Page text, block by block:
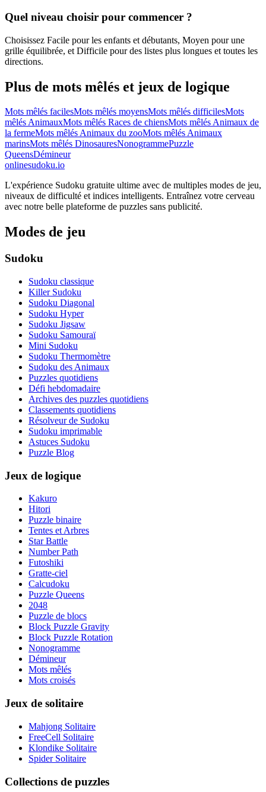
Quel niveau choisir pour commencer ?
Choisissez Facile pour les enfants et débutants, Moyen pour une
grille équilibrée, et Difficile pour des listes plus longues et toutes les
directions.
Plus de mots mêlés et jeux de logique
Mots mêlés facilesMots mêlés moyensMots mêlés difficilesMots
mêlés AnimauxMots mêlés Races de chiensMots mêlés Animaux de
la fermeMots mêlés Animaux du zooMots mêlés Animaux
marinsMots mêlés DinosauresNonogrammePuzzle
QueensDémineur
onlinesudoku.io
L'expérience Sudoku gratuite ultime avec de multiples modes de jeu,
niveaux de difficulté et indices intelligents. Entraînez votre cerveau
avec notre belle plateforme de puzzles sans publicité.
Modes de jeu
Sudoku
Sudoku classique
Killer Sudoku
Sudoku Diagonal
Sudoku Hyper
Sudoku Jigsaw
Sudoku Samouraï
Mini Sudoku
Sudoku Thermomètre
Sudoku des Animaux
Puzzles quotidiens
Défi hebdomadaire
Archives des puzzles quotidiens
Classements quotidiens
Résolveur de Sudoku
Sudoku imprimable
Astuces Sudoku
Puzzle Blog
Jeux de logique
Kakuro
Hitori
Puzzle binaire
Tentes et Arbres
Star Battle
Number Path
Futoshiki
Gratte-ciel
Calcudoku
Puzzle Queens
2048
Puzzle de blocs
Block Puzzle Gravity
Block Puzzle Rotation
Nonogramme
Démineur
Mots mêlés
Mots croisés
Jeux de solitaire
Mahjong Solitaire
FreeCell Solitaire
Klondike Solitaire
Spider Solitaire
Collections de puzzles